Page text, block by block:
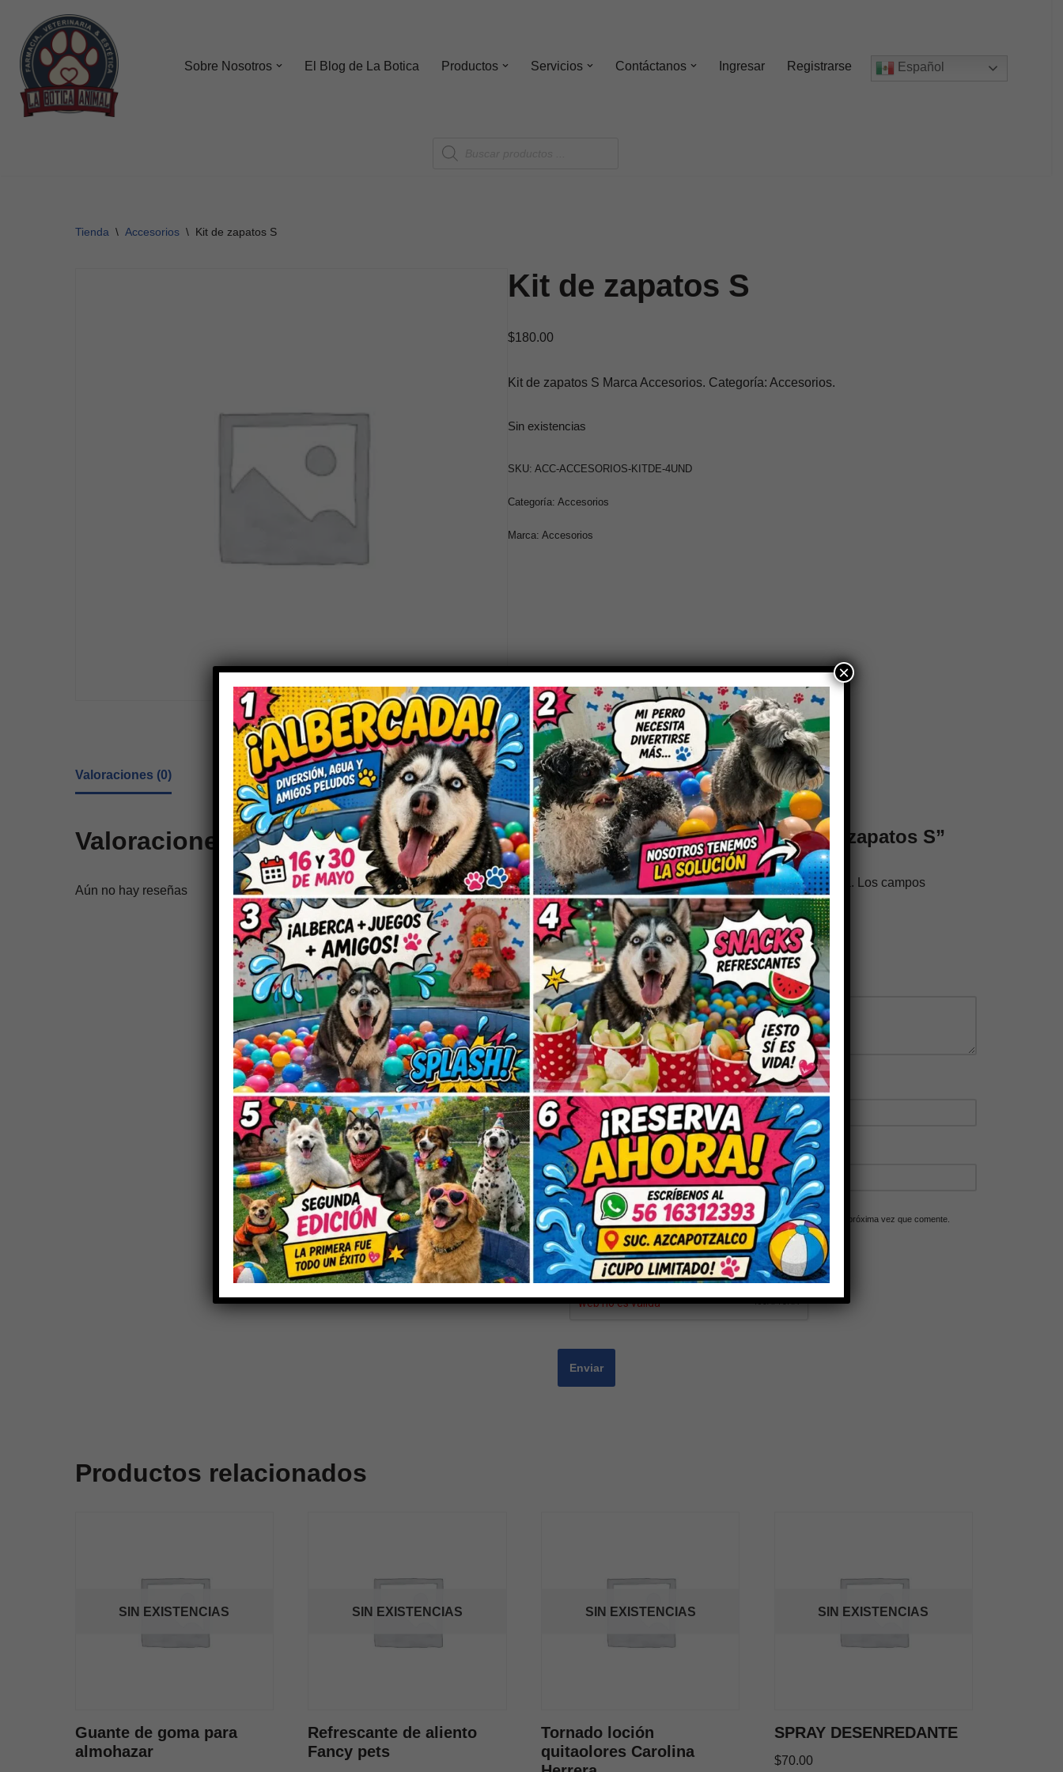
Saltar
contenido
Sobre Nosotros El Blog de La Botica Productos Servicios Contáctanos Ingresar Registrarse Español
Tienda \ Accesorios \ Kit de zapatos S
Kit de zapatos S
$180.00
Kit de zapatos S Marca Accesorios. Categoría: Accesorios.
Sin existencias
SKU: ACC-ACCESORIOS-KITDE-4UND
Categoría: Accesorios
Marca: Accesorios
Valoraciones (0)
Valoraciones
Aún no hay reseñas
Sé el primero en valorar “Kit de zapatos S”
Tu dirección de correo electrónico no será publicada.
Los campos
obligatorios están marcados con*
Tu puntuación
Tu valoración*
Nombre
Correo electrónico*
Guarda mi nombre, correo electrónico y web en este navegador para la próxima vez que comente.
Productos relacionados
SIN EXISTENCIAS
Guante de goma para
almohazar
SIN EXISTENCIAS
Refrescante de aliento
Fancy pets
SIN EXISTENCIAS
Tornado loción
quitaolores Carolina
SIN EXISTENCIAS
SPRAY DESENREDANTE
$70.00
×